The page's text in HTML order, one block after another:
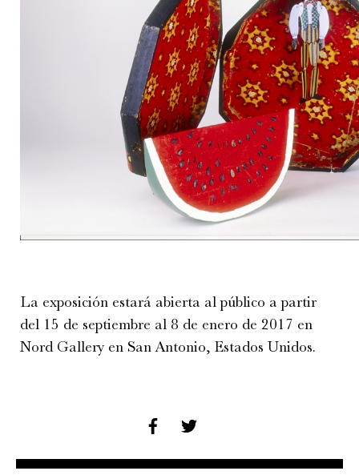
La exposición estará abierta al público a partir
del 15 de septiembre al 8 de enero de 2017 en
Nord Gallery en San Antonio, Estados Unidos.